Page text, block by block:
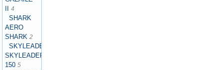
4
SHARK
AERO
SHARK 2
SKYLEADER
SKYLEADER
150 5